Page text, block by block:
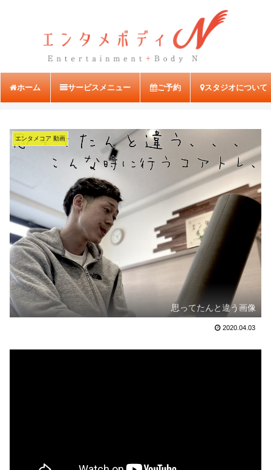
ホーム サービスメニュー ご予約 スタジオについて
エンタメコア 動画
思ってたんと違う画像
2020.04.03